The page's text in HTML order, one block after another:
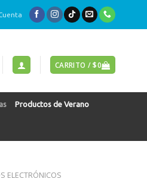
CARRITO /$0
Productos de Verano
ELECTRÓNICOS